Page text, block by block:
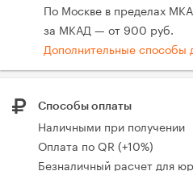
По Москве в пределах
за МКАД — от 900 руб.
Дополнительные способы
Способы оплаты
Наличными при получении
Оплата по QR (+10%)
Безналичный расчет для